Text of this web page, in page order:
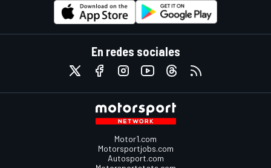
En redes sociales
Motor1.com
Motorsportjobs.com
Autosport.com